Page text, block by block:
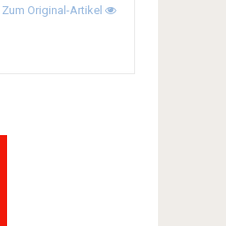
Zum Original-Artikel